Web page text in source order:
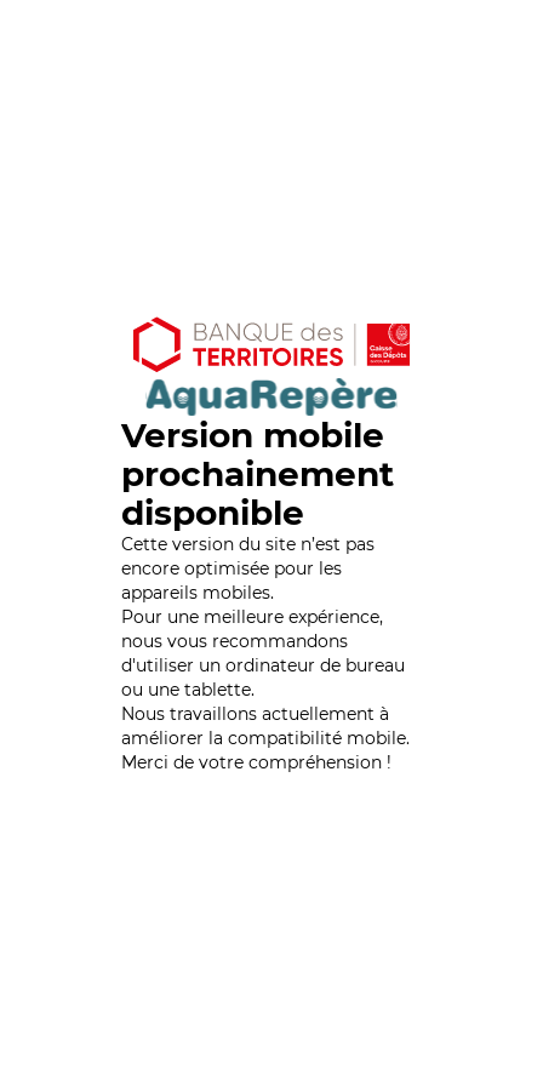
Version mobile
prochainement
disponible
Cette version du site n’est pas
encore optimisée pour les
appareils mobiles.
Pour une meilleure expérience,
nous vous recommandons
d'utiliser un ordinateur de bureau
ou une tablette.
Nous travaillons actuellement à
améliorer la compatibilité mobile.
Merci de votre compréhension !